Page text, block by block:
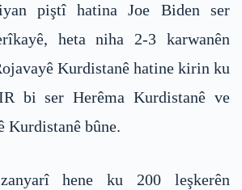
piştî hatina Joe Biden ser
heta niha 2-3 karwanên
Kurdistanê hatine kirin ku
bi ser Herêma Kurdistanê ve
Kurdistanê bûne.
hene ku 200 leşkerên